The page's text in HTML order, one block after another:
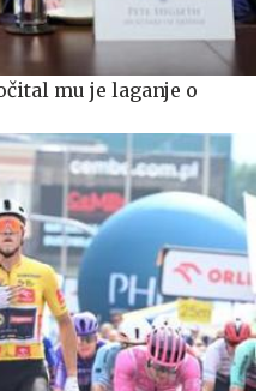
mu je laganje o